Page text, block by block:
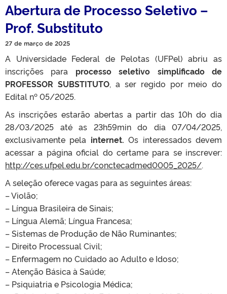
Abertura de Processo Seletivo –
Prof. Substituto
27 de março de 2025
A Universidade Federal de Pelotas (UFPel) abriu as
inscrições para processo seletivo simplificado de
PROFESSOR SUBSTITUTO, a ser regido por meio do
Edital nº 05/2025.
As inscrições estarão abertas a partir das 10h do dia
28/03/2025 até as 23h59min do dia 07/04/2025,
exclusivamente pela internet.Os interessados devem
acessar a página oficial do certame para se inscrever:
http://ces.ufpel.edu.br/conctecadmed0005_2025/.
A seleção oferece vagas para as seguintes áreas:
– Violão;
– Língua Brasileira de Sinais;
– Língua Alemã; Língua Francesa;
– Sistemas de Produção de Não Ruminantes;
– Direito Processual Civil;
– Enfermagem no Cuidado ao Adulto e Idoso;
– Atenção Básica à Saúde;
– Psiquiatria e Psicologia Médica;